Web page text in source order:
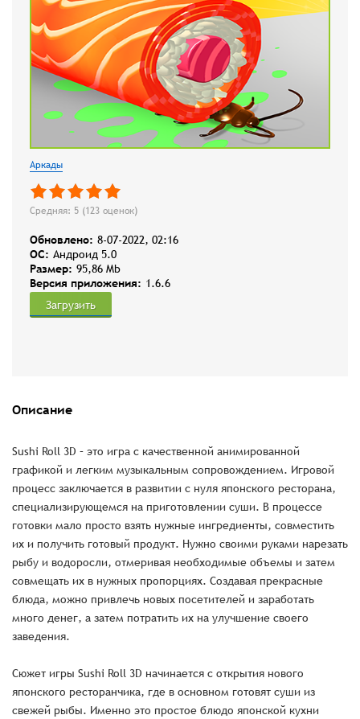
Аркады
Средняя: 5 (123 оценок)
Обновлено: 8-07-2022, 02:16
OC: Андроид 5.0
Размер: 95,86 Mb
Версия приложения: 1.6.6
Загрузить
Описание
Sushi Roll 3D – это игра с качественной анимированной
графикой и легким музыкальным сопровождением. Игровой
процесс заключается в развитии с нуля японского ресторана,
специализирующемся на приготовлении суши. В процессе
готовки мало просто взять нужные ингредиенты, совместить
их и получить готовый продукт. Нужно своими руками нарезать
рыбу и водоросли, отмеривая необходимые объемы и затем
совмещать их в нужных пропорциях. Создавая прекрасные
блюда, можно привлечь новых посетителей и заработать
много денег, а затем потратить их на улучшение своего
заведения.
Сюжет игры Sushi Roll 3D начинается с открытия нового
японского ресторанчика, где в основном готовят суши из
свежей рыбы. Именно это простое блюдо японской кухни